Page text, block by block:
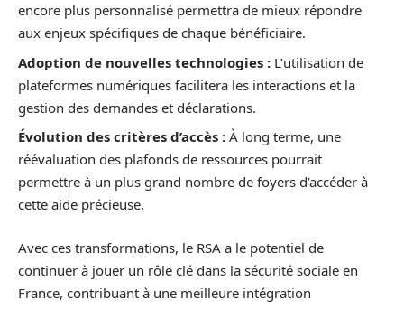
encore plus personnalisé permettra de mieux répondre
aux enjeux spécifiques de chaque bénéficiaire.
Adoption de nouvelles technologies : L’utilisation de
plateformes numériques facilitera les interactions et la
gestion des demandes et déclarations.
Évolution des critères d’accès : À long terme, une
réévaluation des plafonds de ressources pourrait
permettre à un plus grand nombre de foyers d’accéder à
cette aide précieuse.
Avec ces transformations, le RSA a le potentiel de
continuer à jouer un rôle clé dans la sécurité sociale en
France, contribuant à une meilleure intégration